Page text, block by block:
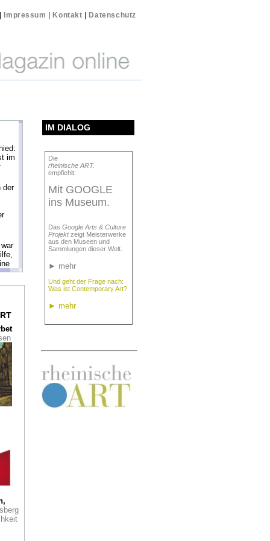
Impressum Kontakt Datenschutz
IM DIALOG
Die
rheinische ART.
empfiehlt:
Mit GOOGLE
ins Museum.
Das Google Arts & Culture
Projektzeigt Meisterwerke
aus den Museen und
Sammlungen dieser Welt.
► mehr
Und geht der Frage nach:
Was ist Contemporary Art?
► mehr
im
der
der